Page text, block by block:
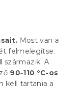
Most van a
felmelegítse.
származik. A
90-110 °C-os
kell tartania a